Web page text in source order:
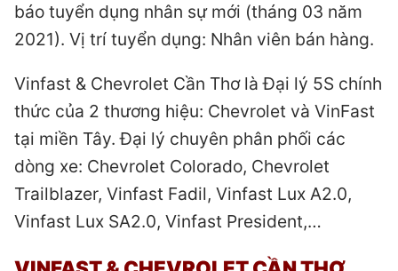
báo tuyển dụng nhân sự mới (tháng 03 năm
2021). Vị trí tuyển dụng: Nhân viên bán hàng.
Vinfast & Chevrolet Cần Thơ là Đại lý 5S chính
thức của 2 thương hiệu: Chevrolet và VinFast
tại miền Tây. Đại lý chuyên phân phối các
dòng xe: Chevrolet Colorado, Chevrolet
Trailblazer, Vinfast Fadil, Vinfast Lux A2.0,
Vinfast Lux SA2.0, Vinfast President,…